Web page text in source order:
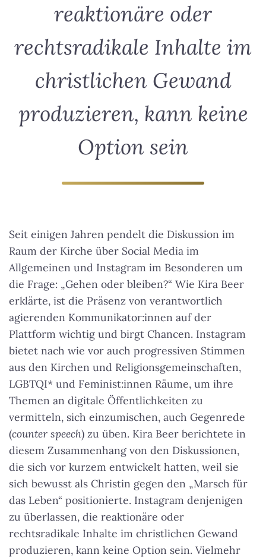
reaktionäre oder
rechtsradikale Inhalte im
christlichen Gewand
produzieren, kann keine
Option sein
Seit einigen Jahren pendelt die Diskussion im
Raum der Kirche über Social Media im
Allgemeinen und Instagram im Besonderen um
die Frage: „Gehen oder bleiben?“ Wie Kira Beer
erklärte, ist die Präsenz von verantwortlich
agierenden Kommunikator:innen auf der
Plattform wichtig und birgt Chancen. Instagram
bietet nach wie vor auch progressiven Stimmen
aus den Kirchen und Religionsgemeinschaften,
LGBTQI* und Feminist:innen Räume, um ihre
Themen an digitale Öffentlichkeiten zu
vermitteln, sich einzumischen, auch Gegenrede
(counter speech) zu üben. Kira Beer berichtete in
diesem Zusammenhang von den Diskussionen,
die sich vor kurzem entwickelt hatten, weil sie
sich bewusst als Christin gegen den „Marsch für
das Leben“ positionierte. Instagram denjenigen
zu überlassen, die reaktionäre oder
rechtsradikale Inhalte im christlichen Gewand
produzieren, kann keine Option sein. Vielmehr